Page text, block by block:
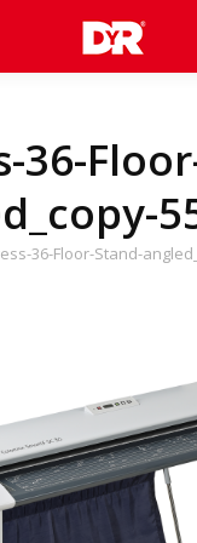
36-
36-Floor-Stand-